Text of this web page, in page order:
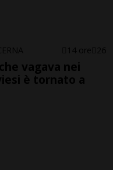
14 ore 26
vagava nei
è tornato a